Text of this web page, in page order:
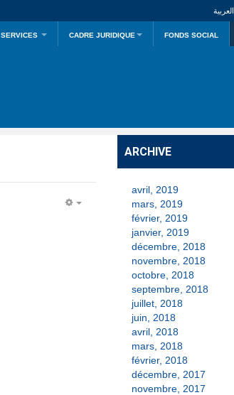
العربية
SERVICES CADRE JURIDIQUE FONDS SOCIAL
ARCHIVE
avril, 2019
mars, 2019
février, 2019
janvier, 2019
décembre, 2018
novembre, 2018
octobre, 2018
septembre, 2018
juillet, 2018
juin, 2018
avril, 2018
mars, 2018
février, 2018
décembre, 2017
novembre, 2017